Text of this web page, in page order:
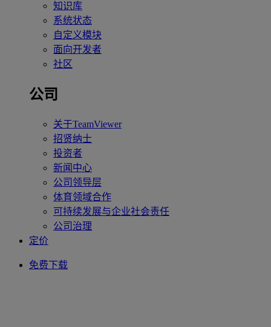
知识库
系统状态
自定义模块
面向开发者
社区
公司
关于TeamViewer
招贤纳士
投资者
新闻中心
公司领导层
体育领域合作
可持续发展与企业社会责任
公司治理
定价
免费下载